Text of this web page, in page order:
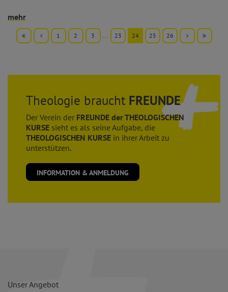
mehr
1 2 3 ... 23 24 25 26
Theologie braucht FREUNDE
Der Verein der FREUNDE der THEOLOGISCHEN
KURSE sieht es als seine Aufgabe, die
THEOLOGISCHEN KURSE in ihrer Arbeit zu
unterstützen.
INFORMATION & ANMELDUNG
Unser Angebot